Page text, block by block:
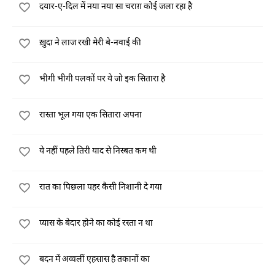
दयार-ए-दिल में नया नया सा चराग़ कोई जला रहा है
ख़ुदा ने लाज रखी मेरी बे-नवाई की
भीगी भीगी पलकों पर ये जो इक सितारा है
रास्ता भूल गया एक सितारा अपना
ये नहीं पहले तिरी याद से निस्बत कम थी
रात का पिछ्ला पहर कैसी निशानी दे गया
प्यास के बेदार होने का कोई रस्ता न था
बदन में अव्वलीं एहसास है तकानों का